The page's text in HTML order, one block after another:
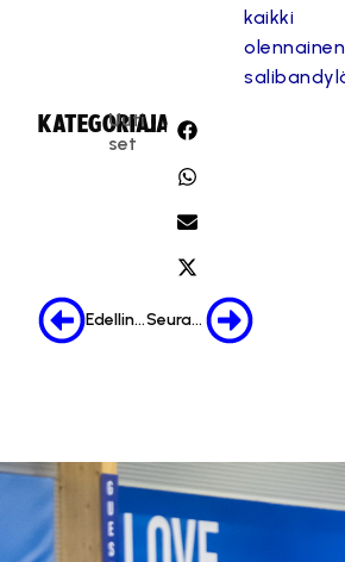
kaikki
olennainen
KATEGORIA:
Uuti
set
JAA:
Edellinen Seuraava